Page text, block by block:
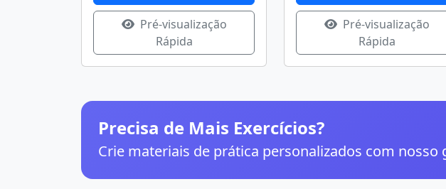
Pré-visualização
Rápida
Pré-visualização
Rápida
Precisa de Mais Exercícios?
Crie materiais de prática personalizados com